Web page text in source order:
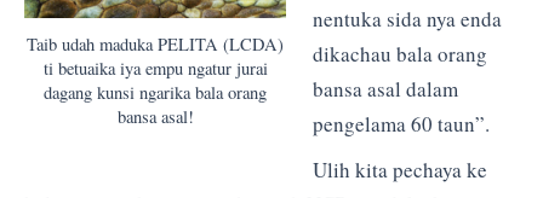
Taib udah maduka PELITA (LCDA)
ti betuaika iya empu ngatur jurai
dagang kunsi ngarika bala orang
bansa asal!
nentuka sida nya enda
dikachau bala orang
bansa asal dalam
pengelama 60 taun”.
Ulih kita pechaya ke